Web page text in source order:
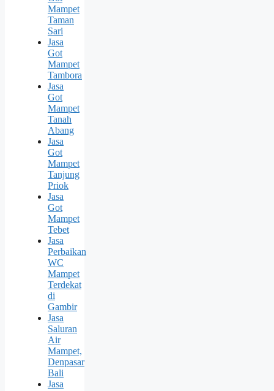
Mampet
Taman
Sari
Jasa
Got
Mampet
Tambora
Jasa
Got
Mampet
Tanah
Abang
Jasa
Got
Mampet
Tanjung
Priok
Jasa
Got
Mampet
Tebet
Jasa
Perbaikan
WC
Mampet
Terdekat
di
Gambir
Jasa
Saluran
Air
Mampet,
Denpasar
Bali
Jasa